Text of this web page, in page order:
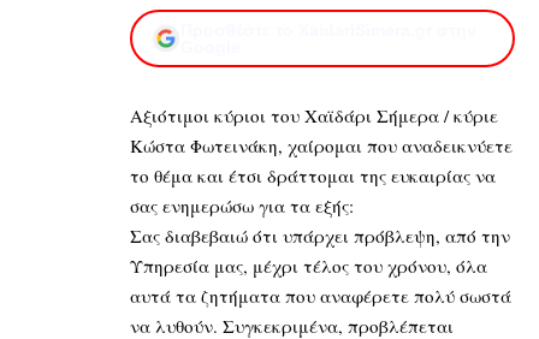
Αξιότιμοι κύριοι του Χαϊδάρι Σήμερα / κύριε
Κώστα Φωτεινάκη, χαίρομαι που αναδεικνύετε
το θέμα και έτσι δράττομαι της ευκαιρίας να
σας ενημερώσω για τα εξής:
Σας διαβεβαιώ ότι υπάρχει πρόβλεψη, από την
Υπηρεσία μας, μέχρι τέλος του χρόνου, όλα
αυτά τα ζητήματα που αναφέρετε πολύ σωστά
να λυθούν. Συγκεκριμένα, προβλέπεται